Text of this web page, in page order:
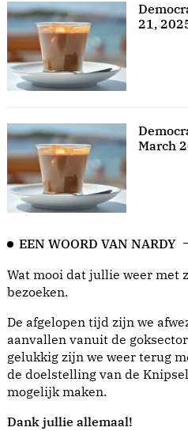
21,
March
EEN WOORD VAN NARDY
Wat mooi dat jullie weer met
bezoeken.
De afgelopen tijd zijn we
aanvallen vanuit de
gelukkig zijn we weer terug
de doelstelling van de
mogelijk maken.
Dank jullie allemaal!